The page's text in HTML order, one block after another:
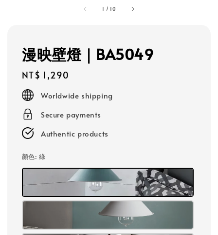
1 / 10
漫映壁燈｜BA5049
Regular
price
NT$ 1,290
Worldwide shipping
Secure payments
Authentic products
顏色: 綠